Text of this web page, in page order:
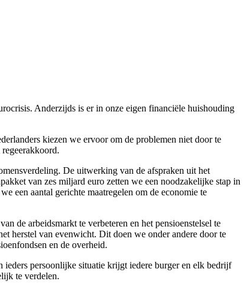
Anderzijds is er in onze eigen financiële huishouding
kiezen we ervoor om de problemen niet door te
De uitwerking van de afspraken uit het
van zes miljard euro zetten we een noodzakelijke stap in
een aantal gerichte maatregelen om de economie te
de arbeidsmarkt te verbeteren en het pensioenstelsel te
herstel van evenwicht. Dit doen we onder andere door te
en de overheid.
persoonlijke situatie krijgt iedere burger en elk bedrijf
te verdelen.